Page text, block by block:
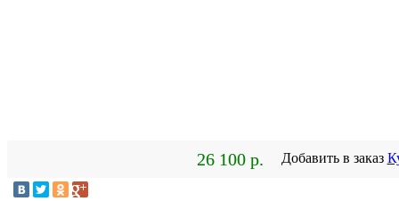
26 100 р. Добавить в заказ